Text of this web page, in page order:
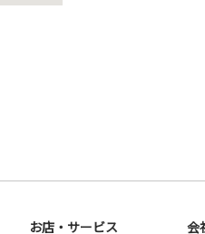
お店・サービス 会